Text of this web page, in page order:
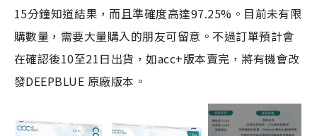
15分鐘知道結果，而且準確度高達97.25%。目前未有限
購數量，需要大量購入的朋友可留意。不過訂單預計會
在確認後10至21日出貨，如acc+版本賣完，將有機會改
發DEEPBLUE 原廠版本。